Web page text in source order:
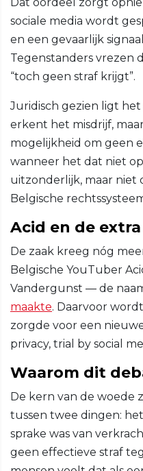
sociale media wordt
en een gevaarlijk
Tegenstanders vrezen
“toch geen straf krijgt”.
Juridisch gezien ligt
erkent het misdrijf,
mogelijkheid om geen
wanneer het dat niet
uitzonderlijk, maar niet
Belgische
Acid en de
De zaak kreeg nóg
Belgische YouTuber
Vandergunst — de
maakte. Daarvoor
zorgde voor een
privacy, trial by social
Waarom dit
De kern van de woede
tussen twee dingen:
sprake was van
geen effectieve straf